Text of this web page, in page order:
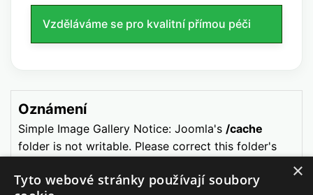
Vzděláváme se pro kvalitní přímou péči
Oznámení
Simple Image Gallery Notice: Joomla's /cache
folder is not writable. Please correct this folder's
×
Tyto webové stránky používají soubory